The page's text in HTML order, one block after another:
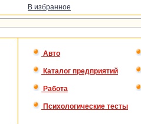
В избранное
Авто
Каталог предприятий
Работа
Психологические тесты